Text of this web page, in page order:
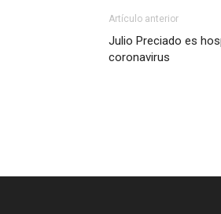
Artículo anterior
Julio Preciado es
coronavirus